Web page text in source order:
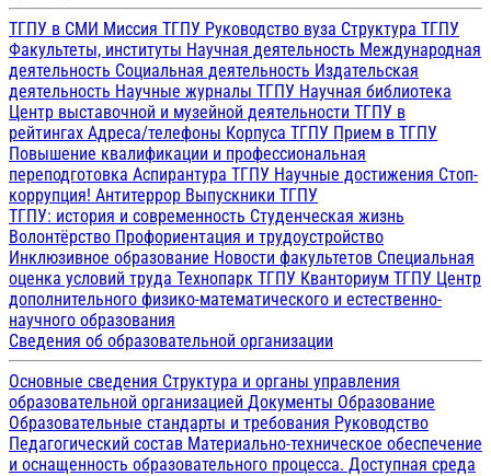
ТГПУ в СМИ Миссия ТГПУ Руководство вуза Структура ТГПУ
Факультеты, институты Научная деятельность Международная
деятельность Социальная деятельность Издательская
деятельность Научные журналы ТГПУ Научная библиотека
Центр выставочной и музейной деятельности ТГПУ в
рейтингах Адреса/телефоны Корпуса ТГПУ Прием в ТГПУ
Повышение квалификации и профессиональная
переподготовка Аспирантура ТГПУ Научные достижения Стоп-
коррупция! Антитеррор Выпускники ТГПУ
ТГПУ: история и современность Студенческая жизнь
Волонтёрство Профориентация и трудоустройство
Инклюзивное образование Новости факультетов Специальная
оценка условий труда Технопарк ТГПУ Кванториум ТГПУ Центр
дополнительного физико-математического и естественно-
научного образования
Сведения об образовательной организации
Основные сведения Структура и органы управления
образовательной организацией Документы Образование
Образовательные стандарты и требования Руководство
Педагогический состав Материально-техническое обеспечение
и оснащенность образовательного процесса. Доступная среда